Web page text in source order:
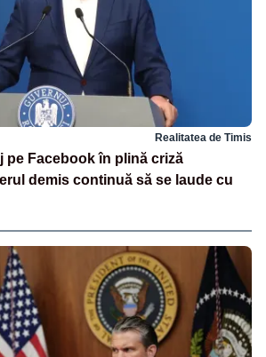
Realitatea de Timis
pe Facebook în plină criză
demis continuă să se laude cu